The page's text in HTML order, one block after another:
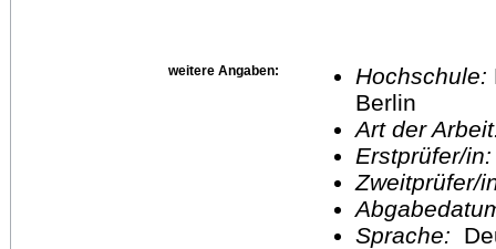
weitere Angaben: Hochschule:
Berlin
Art der
Erstprüfer/
Sprache: